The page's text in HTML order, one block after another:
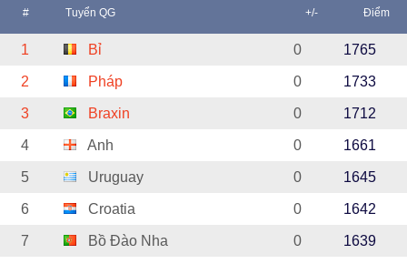
# Tuyển QG +/- Điểm
1 Bỉ 0 1765
2 Pháp 0 1733
3 Braxin 0 1712
4 Anh 0 1661
5 Uruguay 0 1645
6 Croatia 0 1642
7 Bồ Đào Nha 0 1639